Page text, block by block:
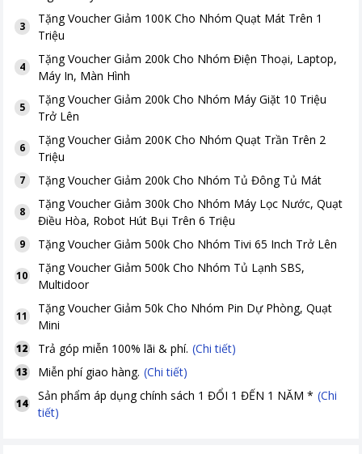
3
TặngVoucher Giảm 100K Cho Nhóm Quạt Mát Trên 1
Triệu
4
TặngVoucher Giảm 200k Cho Nhóm Điện Thoại, Laptop,
Máy In, Màn Hình
5
TặngVoucher Giảm 200k Cho Nhóm Máy Giặt 10 Triệu
Trở Lên
6
TặngVoucher Giảm 200K Cho Nhóm Quạt Trần Trên 2
Triệu
7 TặngVoucher Giảm 200k Cho Nhóm Tủ Đông Tủ Mát
8
TặngVoucher Giảm 300k Cho Nhóm Máy Lọc Nước, Quạt
Điều Hòa, Robot Hút Bụi Trên 6 Triệu
9 TặngVoucher Giảm 500k Cho Nhóm Tivi 65 Inch Trở Lên
10
TặngVoucher Giảm 500k Cho Nhóm Tủ Lạnh SBS,
Multidoor
11
TặngVoucher Giảm 50k Cho Nhóm Pin Dự Phòng, Quạt
Mini
12 Trả góp miễn 100% lãi & phí. (Chi tiết)
13 Miễn phí giao hàng. (Chi tiết)
14
Sản phẩm áp dụng chính sách 1 ĐỔI 1 ĐẾN 1 NĂM * (Chi
tiết)